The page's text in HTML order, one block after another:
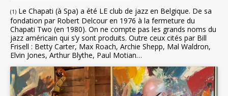
(1) Le Chapati (à Spa) a été LE club de jazz en Belgique. De sa
fondation par Robert Delcour en 1976 à la fermeture du
Chapati Two (en 1980). On ne compte pas les grands noms du
jazz américain qui s’y sont produits. Outre ceux cités par Bill
Frisell : Betty Carter, Max Roach, Archie Shepp, Mal Waldron,
Elvin Jones, Arthur Blythe, Paul Motian…